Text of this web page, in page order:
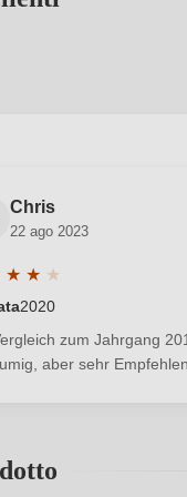
Chris
22 ago 2023
★ ★ ★
media di 4 su 5
2020
zum Jahrgang
aber sehr